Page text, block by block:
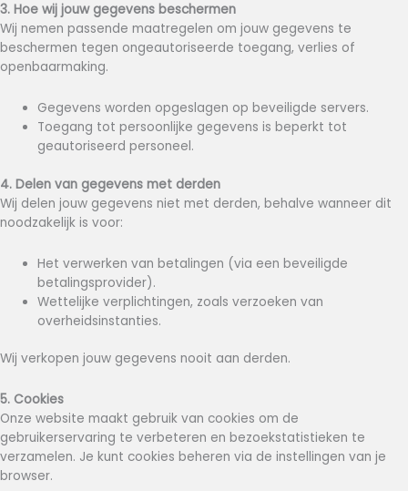
3. Hoe wij jouw gegevens beschermen
Wij nemen passende maatregelen om jouw gegevens te
beschermen tegen ongeautoriseerde toegang, verlies of
openbaarmaking.
Gegevens worden opgeslagen op beveiligde servers.
Toegang tot persoonlijke gegevens is beperkt tot
geautoriseerd personeel.
4. Delen van gegevens met derden
Wij delen jouw gegevens niet met derden, behalve wanneer dit
noodzakelijk is voor:
Het verwerken van betalingen (via een beveiligde
betalingsprovider).
Wettelijke verplichtingen, zoals verzoeken van
overheidsinstanties.
Wij verkopen jouw gegevens nooit aan derden.
5. Cookies
Onze website maakt gebruik van cookies om de
gebruikerservaring te verbeteren en bezoekstatistieken te
verzamelen. Je kunt cookies beheren via de instellingen van je
browser.